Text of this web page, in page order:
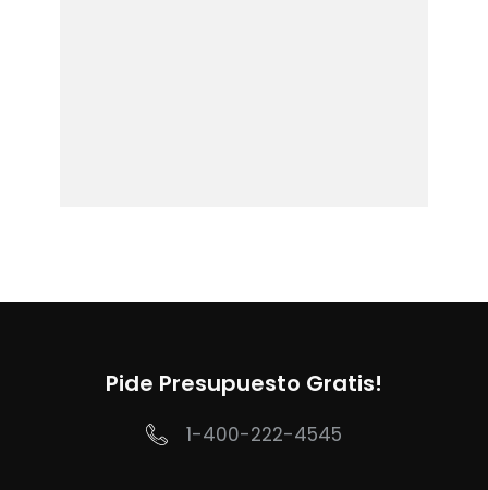
Pide Presupuesto Gratis!
1-400-222-4545